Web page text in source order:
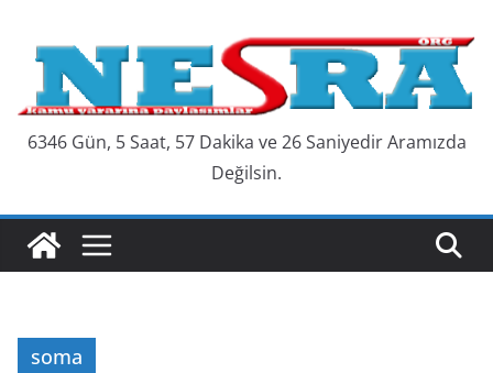
content
6346 Gün, 5 Saat, 57 Dakika ve 26 Saniyedir Aramızda
Değilsin.
soma